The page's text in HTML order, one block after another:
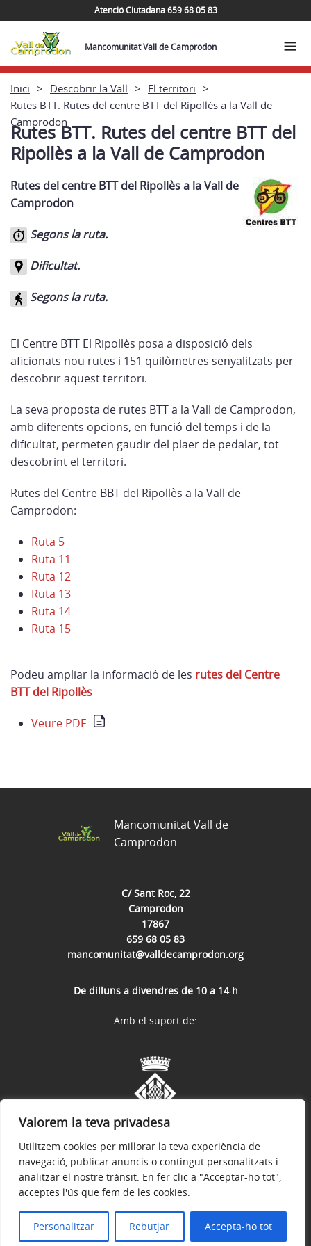
Valorem la teva privadesa
Utilitzem cookies per millorar la teva experiència de
navegació, publicar anuncis o contingut personalitzats i
analitzar el nostre trànsit. En fer clic a "Acceptar-ho tot",
acceptes l'ús que fem de les cookies.
Personalitzar Rebutjar Accepta-ho tot
Atenció Ciutadana 659 68 05 83
Mancomunitat Vall de Camprodon
Inici Descobrir la Vall
El territori
Rutes BTT. Rutes del centre BTT del Ripollès a la Vall de
Camprodon
Rutes BTT. Rutes del centre BTT del
Ripollès a la Vall de Camprodon
Rutes del centre BTT del Ripollès a la Vall de
Camprodon
Segons la ruta.
Dificultat.
Segons la ruta.
El Centre BTT El Ripollès posa a disposició dels
aficionats nou rutes i 151 quilòmetres senyalitzats per
descobrir aquest territori.
La seva proposta de rutes BTT a la Vall de Camprodon,
amb diferents opcions, en funció del temps i de la
dificultat, permeten gaudir del plaer de pedalar, tot
descobrint el territori.
Rutes del Centre BBT del Ripollès a la Vall de
Camprodon:
Ruta 5
Ruta 11
Ruta 12
Ruta 13
Ruta 14
Ruta 15
Podeu ampliar la informació de les rutes del Centre
BTT del Ripollès
Veure PDF
C/ Sant Roc, 22
Camprodon
17867
659 68 05 83
mancomunitat@valldecamprodon.org
De dilluns a divendres de 10 a 14 h
Mancomunitat Vall de
Camprodon
Avís legal Política de privacitat
© 2026
Amb el suport de: